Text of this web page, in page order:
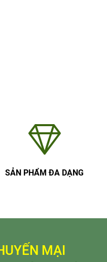
SẢN PHẨM ĐA DẠNG
MẠI